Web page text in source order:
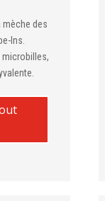
mèche des
Ins.
microbilles,